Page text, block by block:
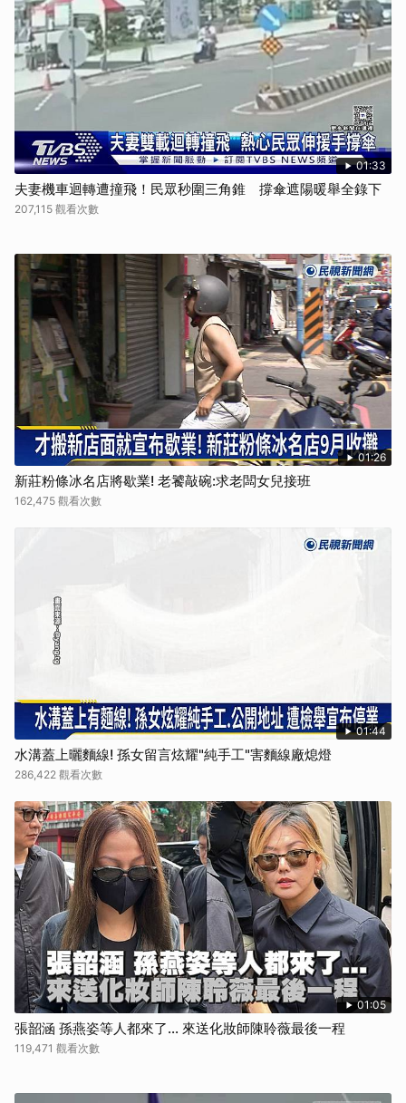
01:33
夫妻機車迴轉遭撞飛！民眾秒圍三角錐 撐傘遮陽暖舉全錄下
207,115 觀看次數
01:26
新莊粉條冰名店將歇業! 老饕敲碗:求老闆女兒接班
162,475 觀看次數
01:44
水溝蓋上曬麵線! 孫女留言炫耀"純手工"害麵線廠熄燈
286,422 觀看次數
01:05
張韶涵 孫燕姿等人都來了... 來送化妝師陳聆薇最後一程
119,471 觀看次數